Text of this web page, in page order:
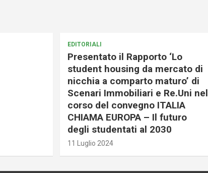
EDITORIALI
Presentato il Rapporto ‘Lo
student housing da mercato di
nicchia a comparto maturo’ di
Scenari Immobiliari e Re.Uni nel
corso del convegno ITALIA
CHIAMA EUROPA – Il futuro
degli studentati al 2030
11 Luglio 2024